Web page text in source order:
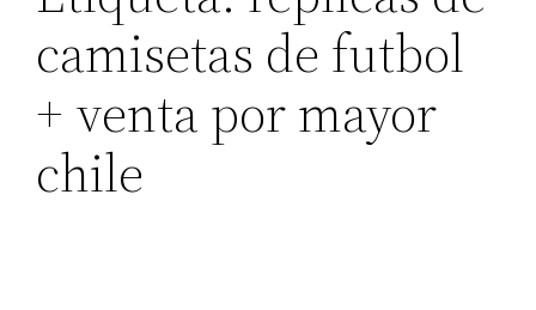
camisetas de futbol
+ venta por mayor
chile